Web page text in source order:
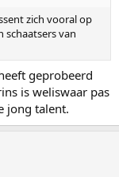
zich vooral op
schaatsers van
geprobeerd
is weliswaar pas
jong talent.